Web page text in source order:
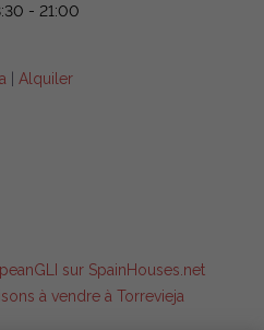
- 21:00
Alquiler
à vendre à Torrevieja